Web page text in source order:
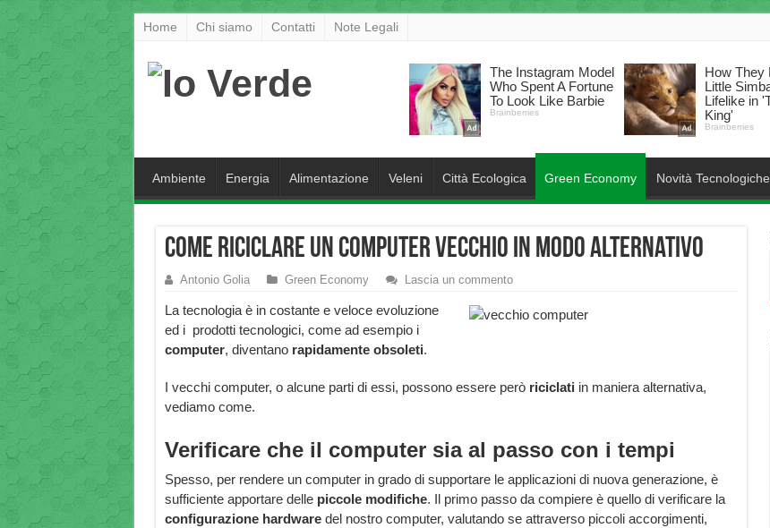
Home Chi siamo Contatti Note Legali
Ambiente Energia Alimentazione Veleni Città Ecologica Green Economy Novità Tecnologiche
Come riciclare un computer vecchio in modo alternativo
Antonio Golia Green Economy Lascia un commento
La tecnologia è in costante e veloce evoluzione
ed i prodotti tecnologici, come ad esempio i
computer, diventano rapidamente obsoleti.
I vecchi computer, o alcune parti di essi, possono essere peròriciclati in maniera alternativa,
vediamo come.
Verificare che il computer sia al passo con i tempi
Spesso, per rendere un computer in grado di supportare le applicazioni di nuova generazione, è
sufficiente apportare delle piccole modifiche. Il primo passo da compiere è quello di verificare la
configurazione hardwaredel nostro computer, valutando se attraverso piccoli accorgimenti,